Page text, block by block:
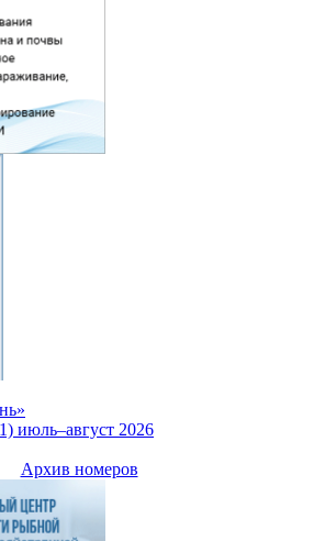
июль–август 2026
Архив номеров